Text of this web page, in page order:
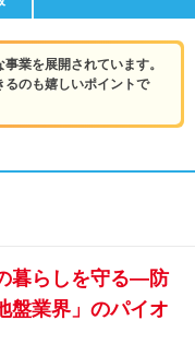
業を展開されています。
のも嬉しいポイントで
暮らしを守る―防
盤業界」のパイオ